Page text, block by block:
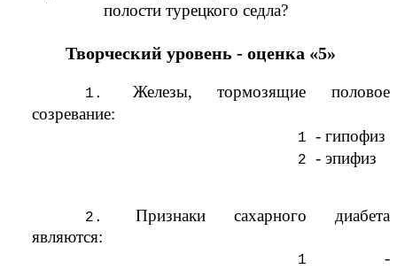
полости турецкого седла?
Творческий уровень - оценка «5»
Железы, тормозящие половое
созревание:
- гипофиз
- эпифиз
Признаки сахарного диабета
являются:
-